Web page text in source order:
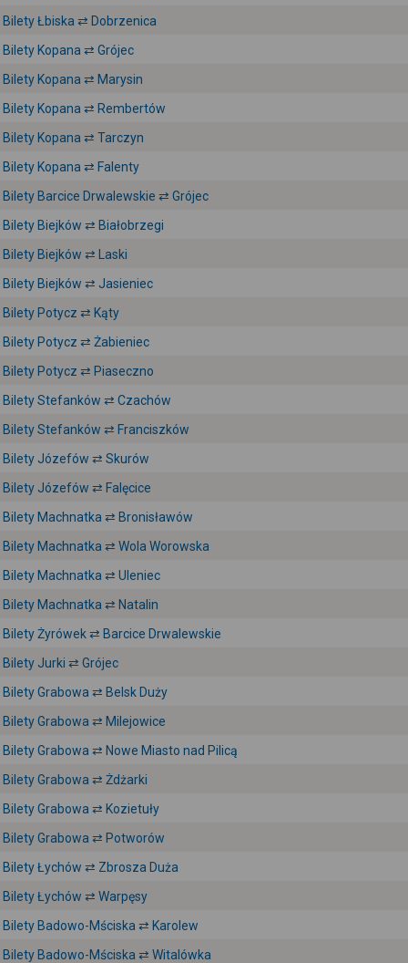
Bilety Łbiska ⇄ Dobrzenica
Bilety Kopana ⇄ Grójec
Bilety Kopana ⇄ Marysin
Bilety Kopana ⇄ Rembertów
Bilety Kopana ⇄ Tarczyn
Bilety Kopana ⇄ Falenty
Bilety Barcice Drwalewskie ⇄ Grójec
Bilety Biejków ⇄ Białobrzegi
Bilety Biejków ⇄ Laski
Bilety Biejków ⇄ Jasieniec
Bilety Potycz ⇄ Kąty
Bilety Potycz ⇄ Żabieniec
Bilety Potycz ⇄ Piaseczno
Bilety Stefanków ⇄ Czachów
Bilety Stefanków ⇄ Franciszków
Bilety Józefów ⇄ Skurów
Bilety Józefów ⇄ Falęcice
Bilety Machnatka ⇄ Bronisławów
Bilety Machnatka ⇄ Wola Worowska
Bilety Machnatka ⇄ Uleniec
Bilety Machnatka ⇄ Natalin
Bilety Żyrówek ⇄ Barcice Drwalewskie
Bilety Jurki ⇄ Grójec
Bilety Grabowa ⇄ Belsk Duży
Bilety Grabowa ⇄ Milejowice
Bilety Grabowa ⇄ Nowe Miasto nad Pilicą
Bilety Grabowa ⇄ Żdżarki
Bilety Grabowa ⇄ Kozietuły
Bilety Grabowa ⇄ Potworów
Bilety Łychów ⇄ Zbrosza Duża
Bilety Łychów ⇄ Warpęsy
Bilety Badowo-Mściska ⇄ Karolew
Bilety Badowo-Mściska ⇄ Witalówka